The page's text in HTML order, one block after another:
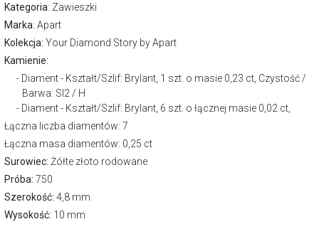
Kategoria: Zawieszki
Marka: Apart
Kolekcja: Your Diamond Story by Apart
Kamienie:
Diament - Kształt/Szlif: Brylant, 1 szt. o masie 0,23 ct, Czystość /
Barwa: SI2 / H
Diament - Kształt/Szlif: Brylant, 6 szt. o łącznej masie 0,02 ct,
Łączna liczba diamentów: 7
Łączna masa diamentów: 0,25 ct
Surowiec: Żółte złoto rodowane
Próba: 750
Szerokość: 4,8 mm
Wysokość: 10 mm